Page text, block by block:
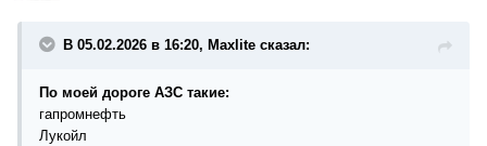
В 05.02.2026 в 16:20, Maxlite сказал:
По моей дороге АЗС такие:
гапромнефть
Лукойл